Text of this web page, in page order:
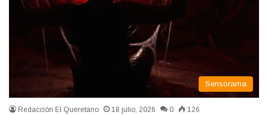
Sensorama
Redacción El Queretano 18 julio, 2026 0 126